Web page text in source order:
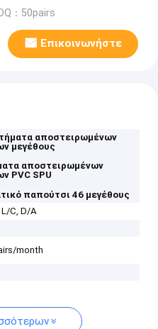
：50pairs
Επικοινωνήστε
αποστειρωμένων
μεγέθους
αποστειρωμένων
PVC SPU
παπούτσι 46 μεγέθους
L/C, D/A
month